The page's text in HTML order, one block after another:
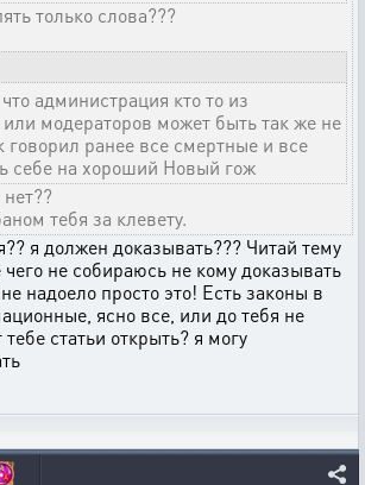
только слова???
администрация кто то из
модераторов может быть так же не
говорил ранее все смертные и все
себе на хороший Новый гож
тебя за клевету.
я должен доказывать??? Читай тему
не собираюсь не кому доказывать
надоело просто это! Есть законы в
ясно все, или до тебя не
статьи открыть? я могу